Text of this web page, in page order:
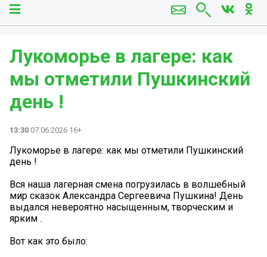
Лукоморье в лагере: как
мы отметили Пушкинский
день !
13:30 07.06.2026 16+
Лукоморье в лагере: как мы отметили Пушкинский
день !
Вся наша лагерная смена погрузилась в волшебный
мир сказок Александра Сергеевича Пушкина! День
выдался невероятно насыщенным, творческим и
ярким .
Вот как это было: